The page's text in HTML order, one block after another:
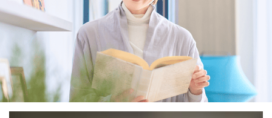
②利用目的を本人に通知し、又は公表することによって
当該事業者の権利又は正当な利益を害するおそれがある
場合
③国の機関又は地方公共団体が法令の定める事務を遂行
することに対して協力する必要がある場合であって、利
用目的を本人に通知し、又は公表することによって当該
事務の遂行に支障を及ぼすおそれがあるとき
④開示対象個人情報の利用目的が明らかな場合
開示対象個人情報については、保有個人データの本人ま